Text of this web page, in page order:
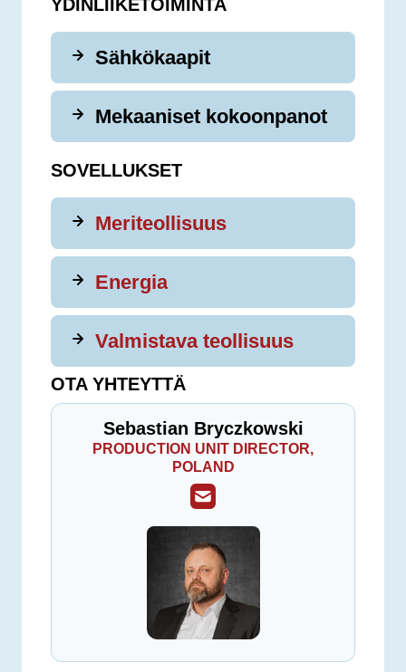
YDINLIIKETOIMINTA
Sähkökaapit
Mekaaniset kokoonpanot
SOVELLUKSET
Meriteollisuus
Energia
Valmistava teollisuus
OTA YHTEYTTÄ
Sebastian Bryczkowski
PRODUCTION UNIT DIRECTOR,
POLAND